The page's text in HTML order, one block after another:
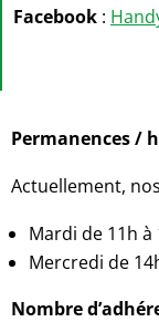
Facebook :
Permanences /
Actuellement,
Mardi de 11h à
Mercredi de
Nombre